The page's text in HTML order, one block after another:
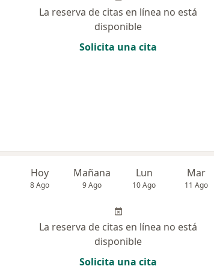
La reserva de citas en línea no está
disponible
Solicita una cita
Hoy
8 Ago
Mañana
9 Ago
Lun
10 Ago
Mar
11 Ago
La reserva de citas en línea no está
disponible
Solicita una cita